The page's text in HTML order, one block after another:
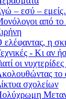
– εσύ –
από το
ελέφαντας, η
- Κι αν
οι
το
σχολείων